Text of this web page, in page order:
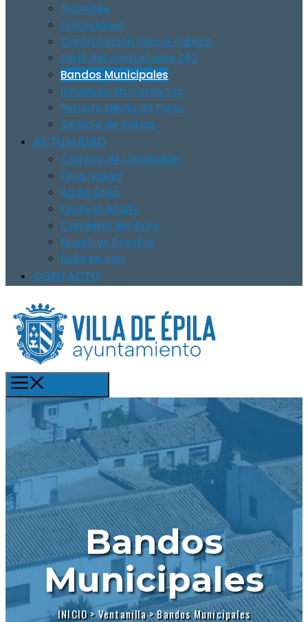
Trámites
Licitaciones
Contratación Sector Público
Perfil del contratante DPZ
Bandos Municipales
Información Catastral
Período Medio de Pago
Servicio de Aguas
ACTUALIDAD
Crónica de Valdejalón
Feria Valga
Radio Épila
Festival Asalto
Complejo BonÀrea
Nuestros Eventos
Épila en vivo
CONTACTO
Bandos
Municipales
INICIO>Ventanilla>Bandos Municipales